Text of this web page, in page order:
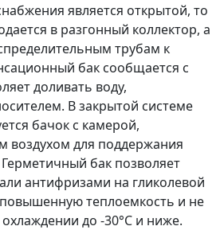
является открытой, то
в разгонный коллектор, а
трубам к
бак сообщается с
доливать воду,
В закрытой системе
бачок с камерой,
воздухом для поддержания
бак позволяет
антифризами на гликолевой
теплоемкость и не
до -30°С и ниже.